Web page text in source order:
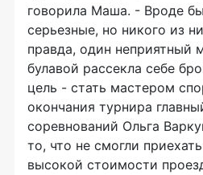
говорила Маша. - Вроде
серьезные, но никого из
правда, один неприятный
булавой рассекла себе
цель - стать мастером
окончания турнира
соревнований Ольга
то, что не смогли
высокой стоимости